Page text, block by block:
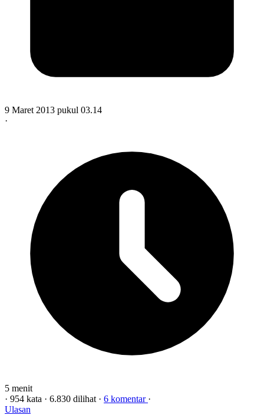
9 Maret 2013 pukul 03.14
·
5 menit
· 954 kata · 6.830 dilihat · 6 komentar ·
Ulasan